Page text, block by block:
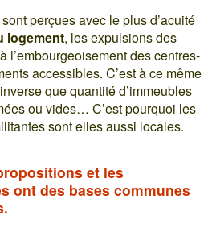
perçues avec le plus d’acuité
logement, les expulsions des
l’embourgeoisement des centres-
accessibles. C’est à ce même
que quantité d’immeubles
ou vides… C’est pourquoi les
sont elles aussi locales.
et les
ont des bases communes